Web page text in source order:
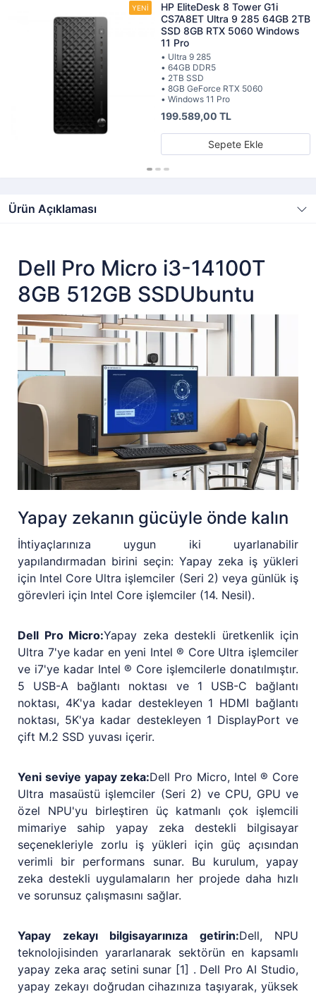
HP EliteDesk 8 Tower G1i
CS7A8ET Ultra 9 285 64GB 2TB
SSD 8GB RTX 5060 Windows
11 Pro
• Ultra 9 285
• 64GB DDR5
• 2TB SSD
• 8GB GeForce RTX 5060
• Windows 11 Pro
199.589,00 TL
Sepete Ekle
Ürün Açıklaması
Dell Pro Micro i3-14100T
8GB 512GB SSDUbuntu
Yapay zekanın gücüyle önde kalın
İhtiyaçlarınıza uygun iki uyarlanabilir
yapılandırmadan birini seçin: Yapay zeka iş yükleri
için Intel Core Ultra işlemciler (Seri 2) veya günlük iş
görevleri için Intel Core işlemciler (14. Nesil).
Dell Pro Micro:Yapay zeka destekli üretkenlik için
Ultra 7'ye kadar en yeni Intel ® Core Ultra işlemciler
ve i7'ye kadar Intel ® Core işlemcilerle donatılmıştır.
5 USB-A bağlantı noktası ve 1 USB-C bağlantı
noktası, 4K'ya kadar destekleyen 1 HDMI bağlantı
noktası, 5K'ya kadar destekleyen 1 DisplayPort ve
çift M.2 SSD yuvası içerir.
Yeni seviye yapay zeka:Dell Pro Micro, Intel ® Core
Ultra masaüstü işlemciler (Seri 2) ve CPU, GPU ve
özel NPU'yu birleştiren üç katmanlı çok işlemcili
mimariye sahip yapay zeka destekli bilgisayar
seçenekleriyle zorlu iş yükleri için güç açısından
verimli bir performans sunar. Bu kurulum, yapay
zeka destekli uygulamaların her projede daha hızlı
ve sorunsuz çalışmasını sağlar.
Yapay zekayı bilgisayarınıza getirin:Dell, NPU
teknolojisinden yararlanarak sektörün en kapsamlı
yapay zeka araç setini sunar [1] . Dell Pro AI Studio,
yapay zekayı doğrudan cihazınıza taşıyarak, yüksek